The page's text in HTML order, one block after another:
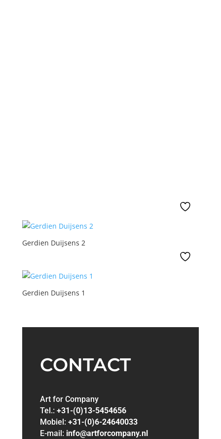
Gerdien Duijsens 2
Gerdien Duijsens 1
CONTACT
Art for Company
Tel.: +31-(0)13-5454656
Mobiel: +31-(0)6-24640033
E-mail: info@artforcompany.nl